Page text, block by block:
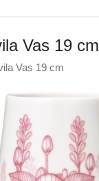
Vas 19 cm
Vas 19 cm